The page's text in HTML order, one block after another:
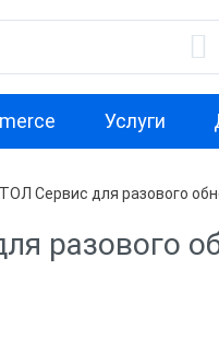
Услуги
АТОЛ
Сервис для разового
разового